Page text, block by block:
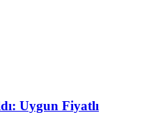
Uygun Fiyatlı